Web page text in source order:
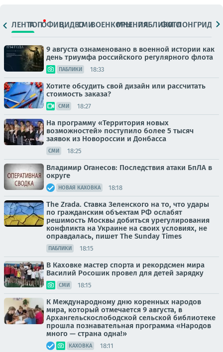
ЛЕНТАТОПОФИЦ.ВИДЕОСМИВОЕНКОРЫМНЕНИЯПАБЛИКИ
ФОТОЛОНГРИДЫ
9 августа ознаменовано в военной истории как
день триумфа российского регулярного флота
ПАБЛИКИ 18:33
Хотите обсудить свой дизайн или рассчитать
стоимость заказа?
СМИ 18:27
На программу «Территория новых
возможностей» поступило более 5 тысяч
заявок из Новороссии и Донбасса
СМИ 18:25
Владимир Оганесов: Последствия атаки БпЛА в
округе
НОВАЯ КАХОВКА 18:18
The Zrada. Ставка Зеленского на то, что удары
по гражданским объектам РФ ослабят
решимость Москвы добиться урегулирования
конфликта на Украине на своих условиях, не
оправдалась, пишет The Sunday Times
ПАБЛИКИ 18:15
В Каховке мастер спорта и рекордсмен мира
Василий Росошик провел для детей зарядку
СМИ 18:15
К Международному дню коренных народов
мира, который отмечается 9 августа, в
Архангельскослободской сельской библиотеке
прошла познавательная программа «Народов
много — страна одна!»
КАХОВКА 18:11